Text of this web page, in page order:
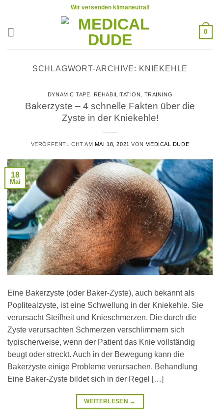
springen
Wir versenden klimaneutral!
0
SCHLAGWORT-ARCHIVE: KNIEKEHLE
DYNAMIC TAPE REHABILITATION TRAINING
Bakerzyste – 4 schnelle Fakten über die
Zyste in der Kniekehle!
VERÖFFENTLICHT AM MAI 18, 2021 VONMEDICAL DUDE
18
Mai
Eine Bakerzyste (oder Baker-Zyste), auch bekannt als
Poplitealzyste, ist eine Schwellung in der Kniekehle. Sie
verursacht Steifheit und Knieschmerzen. Die durch die
Zyste verursachten Schmerzen verschlimmern sich
typischerweise, wenn der Patient das Knie vollständig
beugt oder streckt. Auch in der Bewegung kann die
Bakerzyste einige Probleme verursachen. Behandlung
Eine Baker-Zyste bildet sich in der Regel […]
WEITERLESEN →